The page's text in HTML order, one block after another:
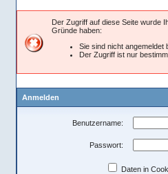
Der Zugriff auf diese Seite wurde
Gründe haben:
Sie sind nicht angemeldet
Der Zugriff ist nur
Anmelden
Benutzername:
Passwort:
Daten in